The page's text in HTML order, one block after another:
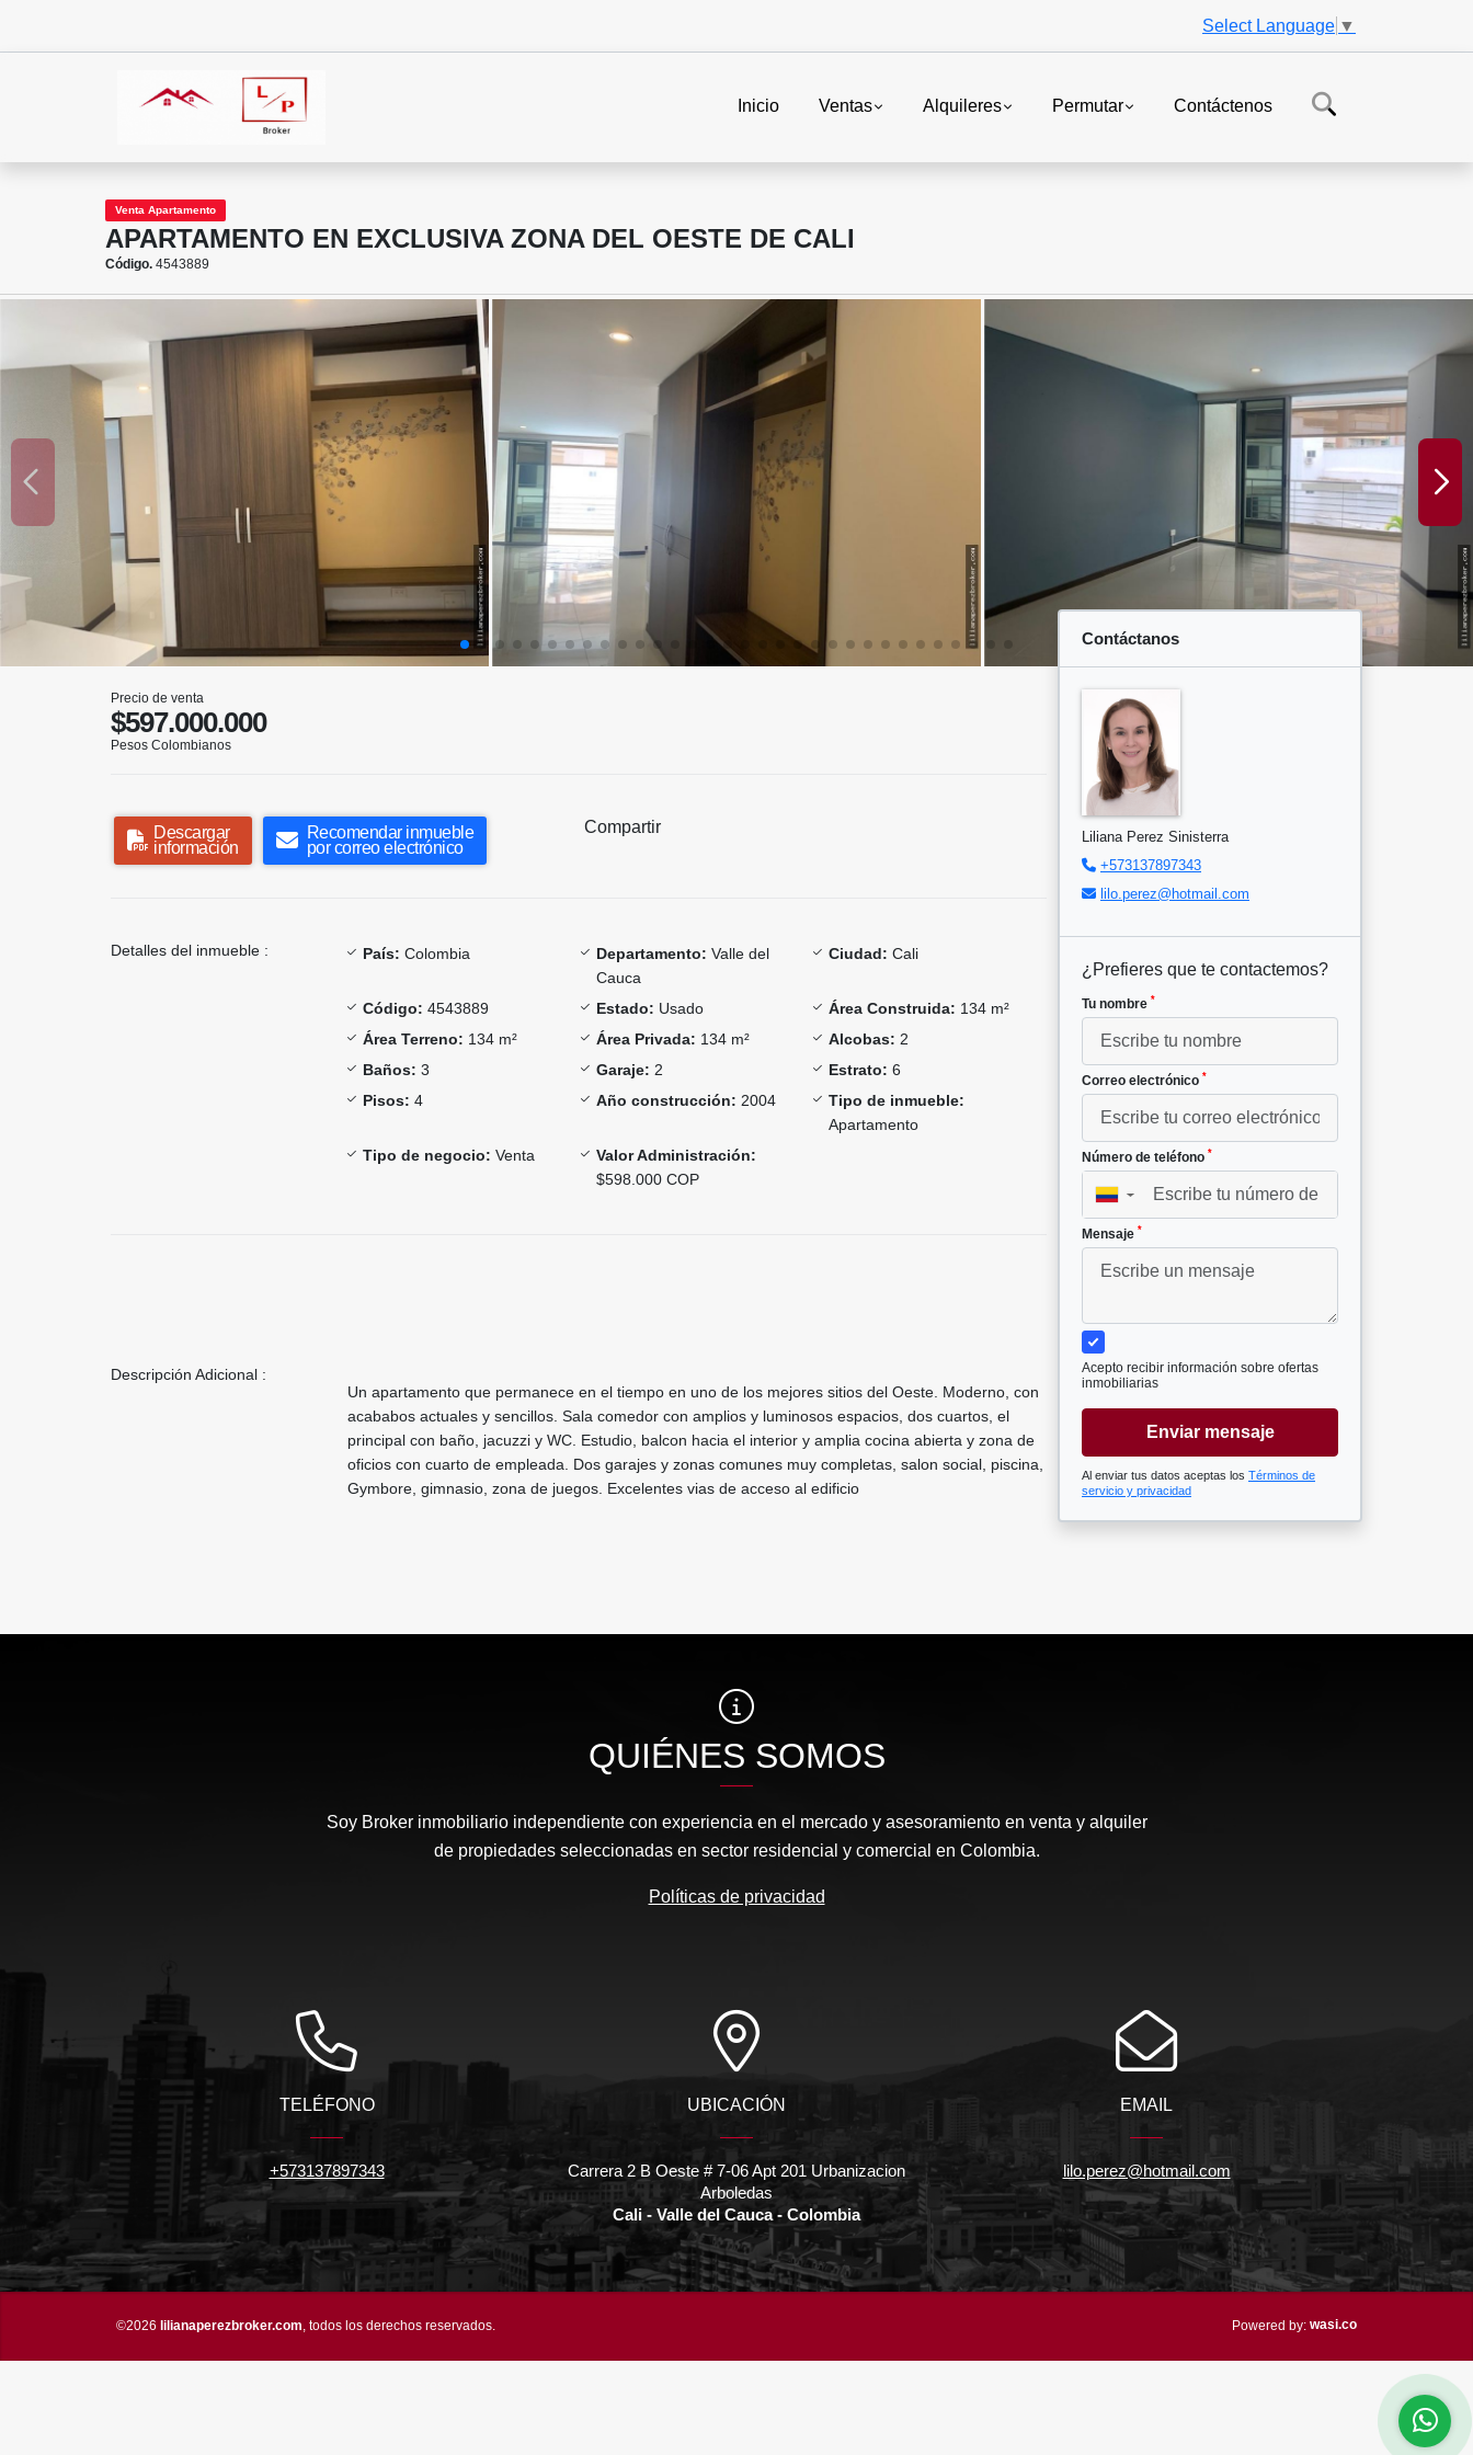
Select Language ▼
Inicio Ventas Alquileres Permutar Contáctenos
Venta Apartamento
APARTAMENTO EN EXCLUSIVA ZONA DEL OESTE DE CALI
Código. 4543889
Precio de venta
$597.000.000
Pesos Colombianos
Descargar
información
Recomendar inmueble
por correo electrónico
Compartir
Detalles del inmueble : País: Colombia Departamento: Valle del
Cauca
Ciudad: Cali
Código: 4543889 Estado: Usado Área Construida: 134 m²
Área Terreno: 134 m² Área Privada: 134 m² Alcobas: 2
Baños: 3 Garaje: 2 Estrato: 6
Pisos: 4 Año construcción: 2004
Tipo de inmueble:
Apartamento
Tipo de negocio: Venta
Valor Administración:
$598.000 COP
Descripción Adicional :
Un apartamento que permanece en el tiempo en uno de los mejores sitios del Oeste. Moderno, con
acababos actuales y sencillos. Sala comedor con amplios y luminosos espacios, dos cuartos, el
principal con baño, jacuzzi y WC. Estudio, balcon hacia el interior y amplia cocina abierta y zona de
oficios con cuarto de empleada. Dos garajes y zonas comunes muy completas, salon social, piscina,
Gymbore, gimnasio, zona de juegos. Excelentes vias de acceso al edificio
Contáctanos
Liliana Perez Sinisterra
+573137897343
lilo.perez@hotmail.com
¿Prefieres que te contactemos?
Tu nombre *
Correo electrónico *
Número de teléfono *
▼
Mensaje *
Acepto recibir información sobre ofertas
inmobiliarias
Enviar mensaje
Al enviar tus datos aceptas los Términos de
servicio y privacidad
QUIÉNES SOMOS
Soy Broker inmobiliario independiente con experiencia en el mercado y asesoramiento en venta y alquiler
de propiedades seleccionadas en sector residencial y comercial en Colombia.
Políticas de privacidad
TELÉFONO
+573137897343
UBICACIÓN
Carrera 2 B Oeste # 7-06 Apt 201 Urbanizacion
Arboledas
Cali - Valle del Cauca - Colombia
EMAIL
lilo.perez@hotmail.com
©2026 lilianaperezbroker.com , todos los derechos reservados. Powered by: wasi.co